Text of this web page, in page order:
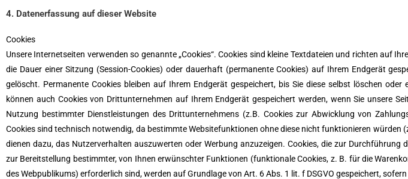
4. Datenerfassung auf dieser Website
Cookies
Unsere Internetseiten verwenden so genannte „Cookies“. Cookies sind kleine Textdateien und richten auf
die Dauer einer Sitzung (Session-Cookies) oder dauerhaft (permanente Cookies) auf Ihrem Endgerät
gelöscht. Permanente Cookies bleiben auf Ihrem Endgerät gespeichert, bis Sie diese selbst löschen
können auch Cookies von Drittunternehmen auf Ihrem Endgerät gespeichert werden, wenn Sie unsere
Nutzung bestimmter Dienstleistungen des Drittunternehmens (z.B. Cookies zur Abwicklung von
Cookies sind technisch notwendig, da bestimmte Websitefunktionen ohne diese nicht funktionieren würden
dienen dazu, das Nutzerverhalten auszuwerten oder Werbung anzuzeigen. Cookies, die zur
zur Bereitstellung bestimmter, von Ihnen erwünschter Funktionen (funktionale Cookies, z. B. für die
des Webpublikums) erforderlich sind, werden auf Grundlage von Art. 6 Abs. 1 lit. f DSGVO gespeichert,